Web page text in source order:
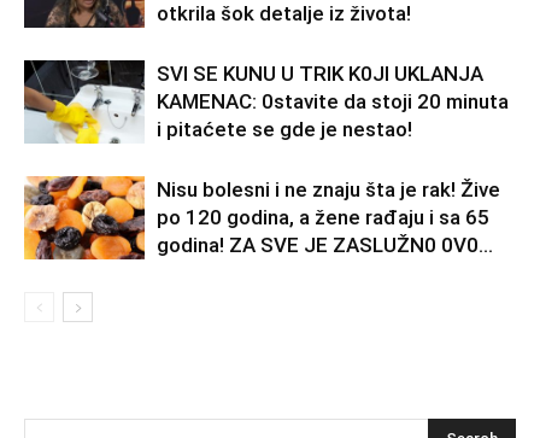
otkrila šok detalje iz života!
SVl SE KUNU U TRlK K0Jl UKLANJA
KAMENAC: 0stavite da stoji 20 minuta
i pitaćete se gde je nestao!
Nisu bolesni i ne znaju šta je rak! Žive
po 120 godina, a žene rađaju i sa 65
godina! ZA SVE JE ZASLUŽN0 0V0...